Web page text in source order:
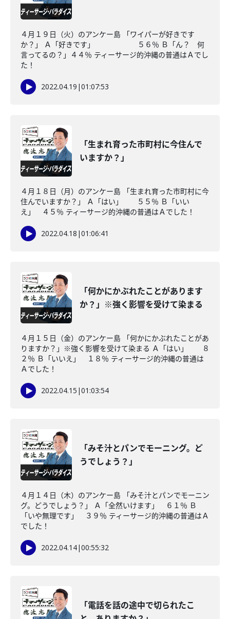
４月１９日（火）のアンケー島 「ワイパーが好きです
か？」 Ａ「好きです」 ５６％ Ｂ「ん？ 何
言ってるの？」４４％ ティーサージ的沖縄の普通はＡでし
た！
2022.04.19 |01:07:53
「生まれ育った市町村に今住んで
いますか？」
４月１８日（月）のアンケー島 「生まれ育った市町村に今
住んでいますか？」 Ａ「はい」 ５５％ Ｂ「いい
え」 ４５％ ティーサージ的沖縄の普通はＡでした！
2022.04.18 |01:06:41
「何かにかぶれたことがあります
か？」※強く影響を受けて染まる
４月１５日（金）のアンケー島 「何かにかぶれたことがあ
りますか？」※強く影響を受けて染まる Ａ「はい」 ８
２％ Ｂ「いいえ」 １８％ ティーサージ的沖縄の普通は
Ａでした！
2022.04.15 |01:03:54
「みそ汁とパンでモーニング。ど
うでしょう？」
４月１４日（木）のアンケー島 「みそ汁とパンでモーニン
グ。どうでしょう？」 Ａ「全然いけます」 ６１％ Ｂ
「いや無理です」 ３９％ ティーサージ的沖縄の普通はＡ
でした！
2022.04.14|00:55:32
「電話を話の途中で切られたこ